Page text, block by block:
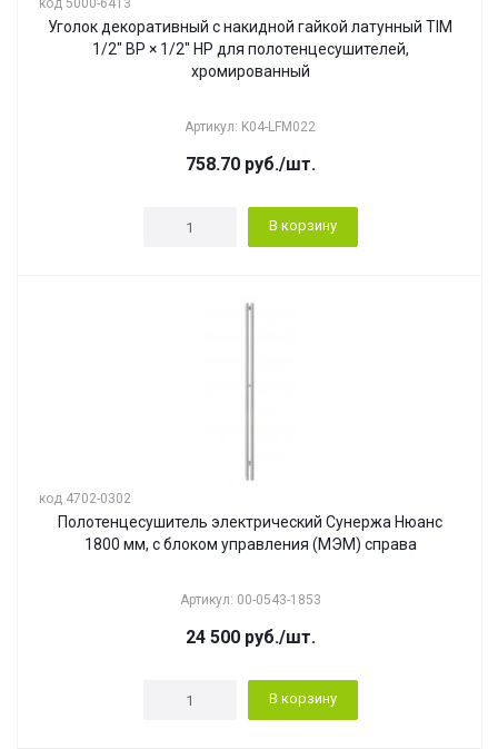
код 5000-6413
Уголок декоративный c накидной гайкой латунный TIM
1/2" ВР × 1/2" НР для полотенцесушителей,
хромированный
Артикул: K04-LFM022
758.70руб./шт.
В корзину
код 4702-0302
Полотенцесушитель электрический Сунержа Нюанс
1800 мм, с блоком управления (МЭМ) справа
Артикул: 00-0543-1853
24 500руб./шт.
В корзину